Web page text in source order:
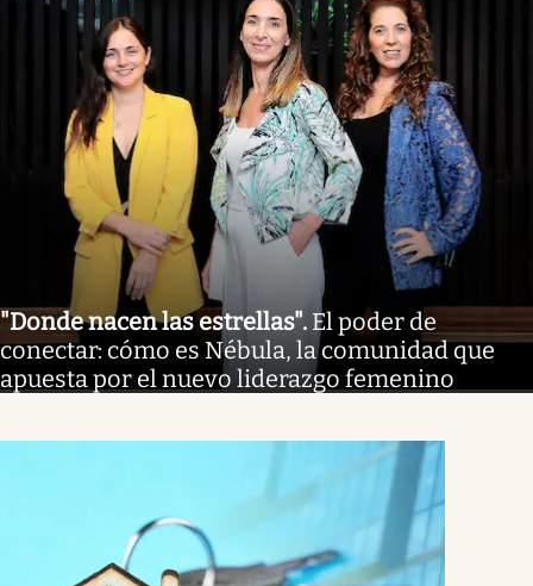
"Donde nacen las estrellas". El poder de
conectar: cómo es Nébula, la comunidad que
apuesta por el nuevo liderazgo femenino